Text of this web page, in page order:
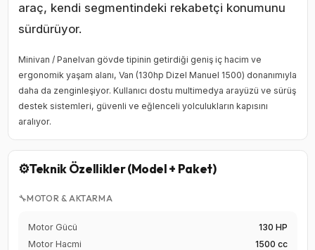
araç, kendi segmentindeki rekabetçi konumunu
sürdürüyor.
Minivan / Panelvan gövde tipinin getirdiği geniş iç hacim ve
ergonomik yaşam alanı, Van (130hp Dizel Manuel 1500) donanımıyla
daha da zenginleşiyor. Kullanıcı dostu multimedya arayüzü ve sürüş
destek sistemleri, güvenli ve eğlenceli yolculukların kapısını
aralıyor.
⚙️Teknik Özellikler (Model + Paket)
🔧MOTOR & AKTARMA
Motor Gücü
130 HP
Motor Hacmi
1500 cc